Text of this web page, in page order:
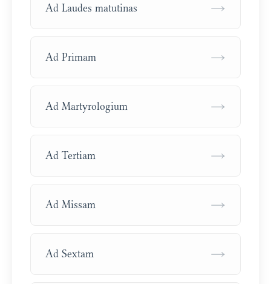
Ad Laudes matutinas →
Ad Primam →
Ad Martyrologium →
Ad Tertiam →
Ad Missam →
Ad Sextam →